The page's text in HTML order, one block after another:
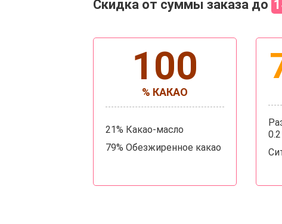
Скидка от суммы заказа до
100
% КАКАО
21% Какао-масло
79% Обезжиренное какао